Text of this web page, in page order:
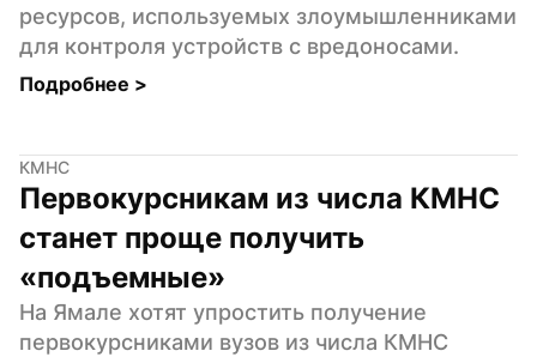
ресурсов, используемых злоумышленниками
для контроля устройств с вредоносами.
Подробнее >
КМНС
Первокурсникам из числа КМНС
станет проще получить
«подъемные»
На Ямале хотят упростить получение
первокурсниками вузов из числа КМНС